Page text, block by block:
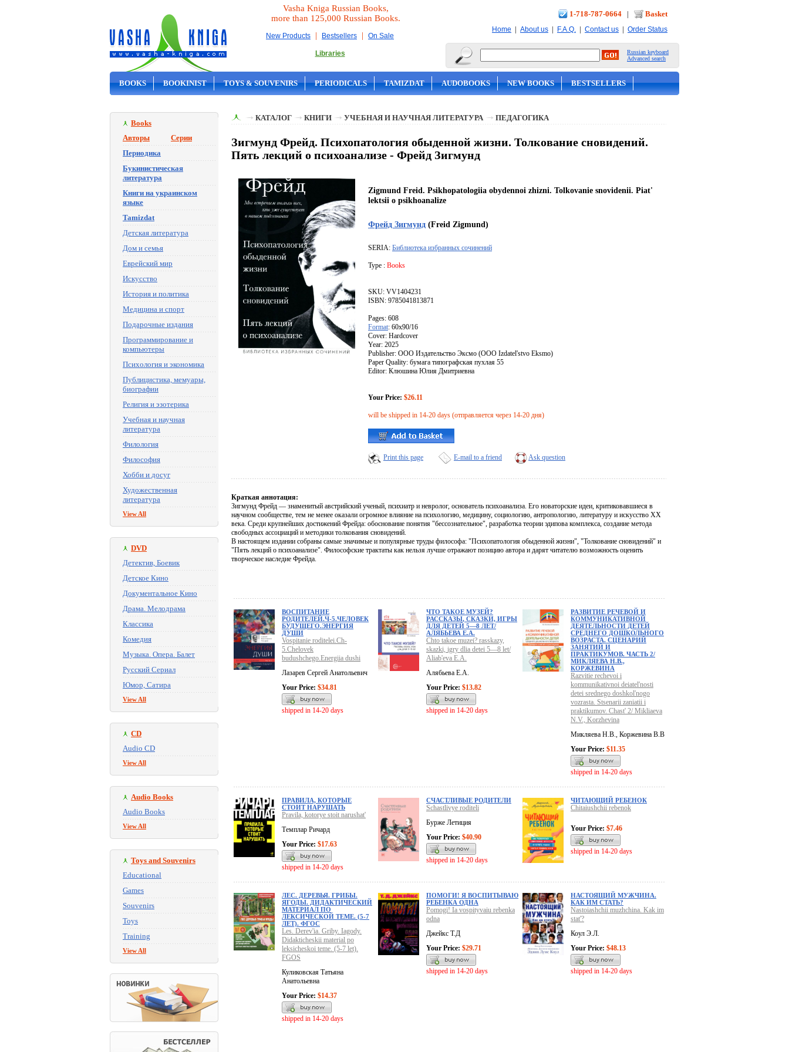
Vasha Kniga Russian Books,
more than 125,000 Russian Books.
New Products | Bestsellers | On Sale
Libraries
1-718-787-0664 | Basket
Home | About us | F.A.Q. | Contact us | Order Status
Russian keyboard
Advanced search
BOOKS BOOKINIST TOYS & SOUVENIRS PERIODICALS TAMIZDAT AUDOBOOKS NEW BOOKS BESTSELLERS
Books
Авторы
Серии
Периодика
Букинистическая
литература
Книги на украинском
языке
Tamizdat
Детская литература
Дом и семья
Еврейский мир
Искусство
История и политика
Медицина и спорт
Подарочные издания
Программирование и
компьютеры
Психология и экономика
Публицистика, мемуары,
биографии
Религия и эзотерика
Учебная и научная
литература
Филология
Философия
Хобби и досуг
Художественная
литература
View All
DVD
Детектив, Боевик
Детское Кино
Документальное Кино
Драма. Мелодрама
Классика
Комедия
Музыка. Опера. Балет
Русский Сериал
Юмор, Сатира
View All
CD
Audio CD
View All
Audio Books
Audio Books
View All
Toys and Souvenirs
Educational
Games
Souvenirs
Toys
Training
View All
КАТАЛОГ КНИГИ УЧЕБНАЯ И НАУЧНАЯ ЛИТЕРАТУРА ПЕДАГОГИКА
Зигмунд Фрейд. Психопатология обыденной жизни. Толкование сновидений.
Пять лекций о психоанализе - Фрейд Зигмунд
Zigmund Freid. Psikhopatologiia obydennoi zhizni. Tolkovanie snovidenii. Piat'
lektsii o psikhoanalize
Фрейд Зигмунд (Freid Zigmund)
SERIA: Библиотека избранных сочинений
Type : Books
SKU: VV1404231
ISBN: 9785041813871
Pages: 608
Format: 60x90/16
Cover: Hardcover
Year: 2025
Publisher: ООО Издательство Эксмо (OOO Izdatel'stvo Eksmo)
Paper Quality: бумага типографская пухлая 55
Editor: Клюшина Юлия Дмитриевна
Your Price: $26.11
will be shipped in 14-20 days (отправляется через 14-20 дня)
Print this page E-mail to a friend Ask question
Краткая аннотация:
Зигмунд Фрейд — знаменитый австрийский ученый, психиатр и невролог, основатель психоанализа. Его новаторские идеи, критиковавшиеся в
научном сообществе, тем не менее оказали огромное влияние на психологию, медицину, социологию, антропологию, литературу и искусство XX
века. Среди крупнейших достижений Фрейда: обоснование понятия "бессознательное", разработка теории эдипова комплекса, создание метода
свободных ассоциаций и методики толкования сновидений.
В настоящем издании собраны самые значимые и популярные труды философа: "Психопатология обыденной жизни", "Толкование сновидений" и
"Пять лекций о психоанализе". Философские трактаты как нельзя лучше отражают позицию автора и дарят читателю возможность оценить
творческое наследие Фрейда.
ВОСПИТАНИЕ
РОДИТЕЛЕЙ.Ч-5.ЧЕЛОВЕК
БУДУЩЕГО.ЭНЕРГИЯ
ДУШИ
Vospitanie roditelei.Ch-
5.Chelovek
budushchego.Energiia dushi
Лазарев Сергей Анатольевич
Your Price: $34.81
shipped in 14-20 days
ЧТО ТАКОЕ МУЗЕЙ?
РАССКАЗЫ, СКАЗКИ, ИГРЫ
ДЛЯ ДЕТЕЙ 5—8 ЛЕТ/
АЛЯБЬЕВА Е.А.
Chto takoe muzei? rasskazy,
skazki, igry dlia detei 5—8 let/
Aliab'eva E.A.
Алябьева Е.А.
Your Price: $13.82
shipped in 14-20 days
РАЗВИТИЕ РЕЧЕВОЙ И
КОММУНИКАТИВНОЙ
ДЕЯТЕЛЬНОСТИ ДЕТЕЙ
СРЕДНЕГО ДОШКОЛЬНОГО
ВОЗРАСТА. СЦЕНАРИЙ
ЗАНЯТИЙ И
ПРАКТИКУМОВ. ЧАСТЬ 2/
МИКЛЯЕВА Н.В.,
КОРЖЕВИНА
Razvitie rechevoi i
kommunikativnoi deiatel'nosti
detei srednego doshkol'nogo
vozrasta. Stsenarii zaniatii i
praktikumov. Chast' 2/ Mikliaeva
N.V., Korzhevina
Микляева Н.В., Коржевина В.В
Your Price: $11.35
shipped in 14-20 days
ПРАВИЛА, КОТОРЫЕ
СТОИТ НАРУШАТЬ
Pravila, kotorye stoit narushat'
Темплар Ричард
Your Price: $17.63
shipped in 14-20 days
СЧАСТЛИВЫЕ РОДИТЕЛИ
Schastlivye roditeli
Бурже Летиция
Your Price: $40.90
shipped in 14-20 days
ЧИТАЮЩИЙ РЕБЕНОК
Chitaiushchii rebenok
Your Price: $7.46
shipped in 14-20 days
ЛЕС. ДЕРЕВЬЯ. ГРИБЫ.
ЯГОДЫ. ДИДАКТИЧЕСКИЙ
МАТЕРИАЛ ПО
ЛЕКСИЧЕСКОЙ ТЕМЕ. (5-7
ЛЕТ). ФГОС
Les. Derev'ia. Griby. Iagody.
Didakticheskii material po
leksicheskoi teme. (5-7 let).
FGOS
Куликовская Татьяна
Анатольевна
Your Price: $14.37
shipped in 14-20 days
ПОМОГИ! Я ВОСПИТЫВАЮ
РЕБЕНКА ОДНА
Pomogi! Ia vospityvaiu rebenka
odna
Джейкс Т.Д
Your Price: $29.71
shipped in 14-20 days
НАСТОЯЩИЙ МУЖЧИНА.
КАК ИМ СТАТЬ?
Nastoiashchii muzhchina. Kak im
stat'?
Коул Э.Л.
Your Price: $48.13
shipped in 14-20 days